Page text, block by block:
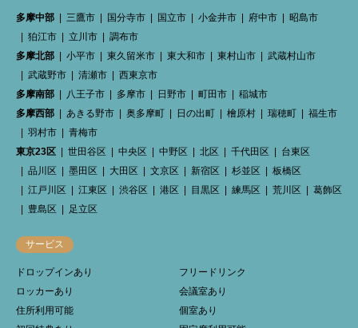
多摩中部 三鷹市 国分寺市 国立市 小金井市 府中市
昭島市
狛江市
立川市
調布市
多摩北部
小平市 東久留米市 東大和市 東村山市
武蔵村山市
武蔵野市
清瀬市
西東京市
多摩南部
八王子市 多摩市 日野市 町田市
稲城市
多摩西部
あきる野市 奥多摩町 日の出町 檜原村 瑞穂町
福生市
羽村市
青梅市
東京23区
世田谷区 中央区 中野区 北区 千代田区
台東区
品川区
墨田区 大田区 文京区 新宿区 杉並区
板橋区
江戸川区
江東区 渋谷区 港区 目黒区 練馬区 荒川区
葛飾区
豊島区
足立区
サービス
ドロップインあり
フリードリンク
ロッカーあり
会議室あり
住所利用可能
個室あり